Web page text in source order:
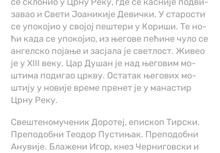
за­вао и Све­ти Јо­а­ни­ки­је Де­вич­ки. У ста­ро­сти
се упо­ко­јио у сво­јој пе­ште­ри у Ко­ри­ши. Те но­
ћи ка­да се упо­ко­јио, из ње­го­ве пе­ћи­не чу­ло се
ан­гел­ско по­ја­ње и за­сја­ла је све­тлост. Жи­вео
је у XIII­ ве­ку. Цар Ду­шан је над ње­го­вим мо­
шти­ма по­ди­гао цр­кву. Оста­так ње­го­вих мо­
шти­ју у но­ви­је вре­ме пре­нет је у ма­на­стир
Цр­ну Ре­ку.
Свештеномученик Доротеј, епископ Тирски.
Преподобни Теодор Пустињак. Преподобни
Анувије. Блажени Игор, кнез Черниговски и